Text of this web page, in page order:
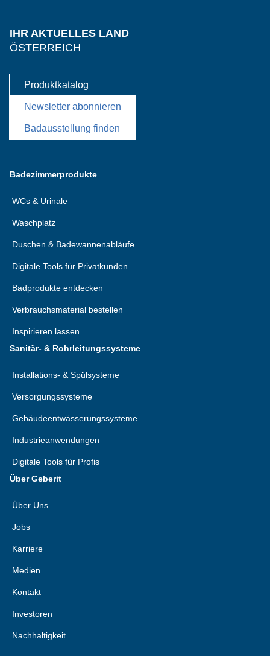
IHR AKTUELLES LAND
ÖSTERREICH
Produktkatalog
Newsletter abonnieren
Badausstellung finden
Badezimmerprodukte
WCs & Urinale
Waschplatz
Duschen & Badewannenabläufe
Digitale Tools für Privatkunden
Badprodukte entdecken
Verbrauchsmaterial bestellen
Inspirieren lassen
Sanitär- & Rohrleitungssysteme
Installations- & Spülsysteme
Versorgungssysteme
Gebäudeentwässerungssysteme
Industrieanwendungen
Digitale Tools für Profis
Über Geberit
Über Uns
Jobs
Karriere
Medien
Kontakt
Investoren
Nachhaltigkeit